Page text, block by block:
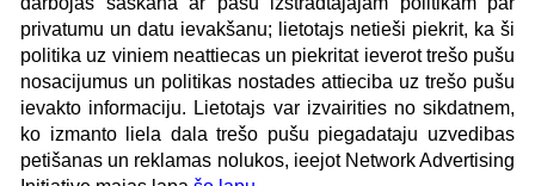
privatumu un datu ievakšanu; lietotajs netieši piekrit, ka ši
politika uz viniem neattiecas un piekritat ieverot trešo pušu
nosacijumus un politikas nostades attieciba uz trešo pušu
ievakto informaciju. Lietotajs var izvairities no sikdatnem,
ko izmanto liela dala trešo pušu piegadataju uzvedibas
petišanas un reklamas nolukos, ieejot Network Advertising